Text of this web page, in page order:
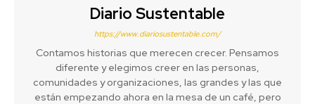
Diario Sustentable
https://www.diariosustentable.com/
Contamos historias que merecen crecer. Pensamos
diferente y elegimos creer en las personas,
comunidades y organizaciones, las grandes y las que
están empezando ahora en la mesa de un café, pero